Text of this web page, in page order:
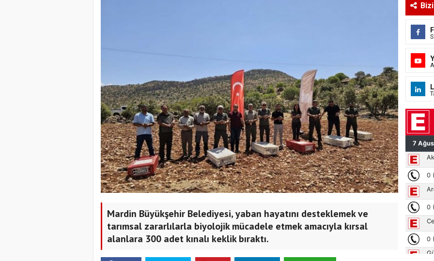
Mardin Büyükşehir Belediyesi, yaban hayatını desteklemek ve
tarımsal zararlılarla biyolojik mücadele etmek amacıyla kırsal
alanlara 300 adet kınalı keklik bıraktı.